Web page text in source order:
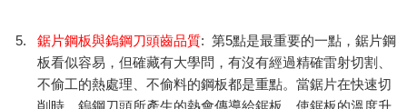
5. 鋸片鋼板與鎢鋼刀頭齒品質: 第5點是最重要的一點，鋸片鋼
板看似容易，但確藏有大學問，有沒有經過精確雷射切割、
不偷工的熱處理、不偷料的鋼板都是重點。當鋸片在快速切